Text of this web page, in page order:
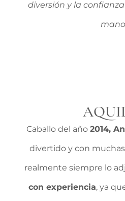
diversión y la
mano
Caballo del año 2014,
divertido y con
realmente siempre lo
con experiencia, ya